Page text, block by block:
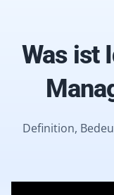
Was ist
Definition,